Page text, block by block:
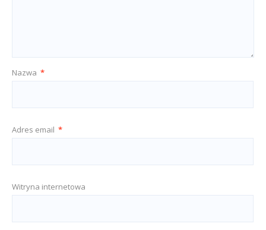
Nazwa *
Adres email *
Witryna internetowa